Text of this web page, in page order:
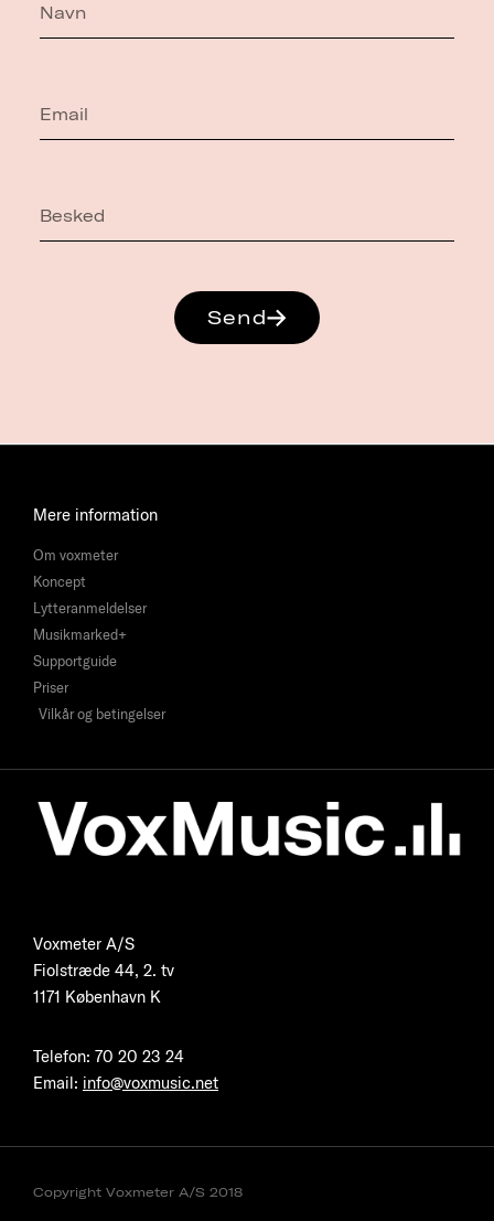
Send
Mere information
Om voxmeter
Koncept
Lytteranmeldelser
Musikmarked+
Supportguide
Priser
Vilkår og betingelser
Voxmeter A/S
Fiolstræde 44, 2. tv
1171 København K
Telefon: 70 20 23 24
Email: info@voxmusic.net
Copyright Voxmeter A/S 2018